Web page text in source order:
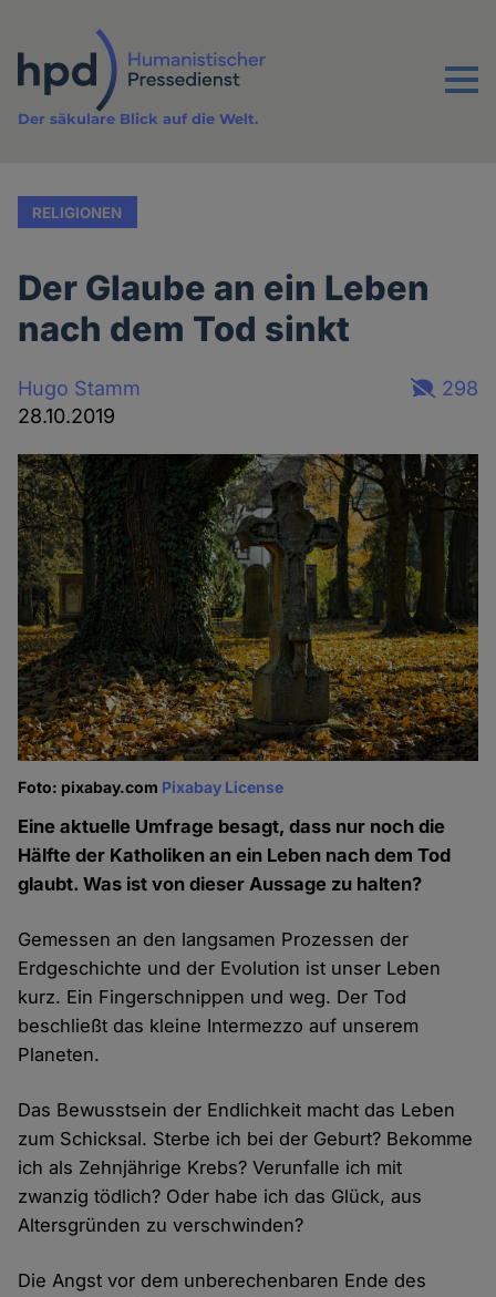
Inhalt
Menu
Der säkulare Blick auf die Welt.
RELIGIONEN
Der Glaube an ein Leben
nach dem Tod sinkt
Hugo Stamm
28.10.2019
298
Foto: pixabay.com Pixabay License
Eine aktuelle Umfrage besagt, dass nur noch die
Hälfte der Katholiken an ein Leben nach dem Tod
glaubt. Was ist von dieser Aussage zu halten?
Gemessen an den langsamen Prozessen der
Erdgeschichte und der Evolution ist unser Leben
kurz. Ein Fingerschnippen und weg. Der Tod
beschließt das kleine Intermezzo auf unserem
Planeten.
Das Bewusstsein der Endlichkeit macht das Leben
zum Schicksal. Sterbe ich bei der Geburt? Bekomme
ich als Zehnjährige Krebs? Verunfalle ich mit
zwanzig tödlich? Oder habe ich das Glück, aus
Altersgründen zu verschwinden?
Die Angst vor dem unberechenbaren Ende des